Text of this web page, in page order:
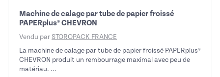
Machine de calage par tube de papier froissé
PAPERplus® CHEVRON
Vendu par STOROPACK FRANCE
La machine de calage par tube de papier froissé PAPERplus®
CHEVRON produit un rembourrage maximal avec peu de
matériau. ...